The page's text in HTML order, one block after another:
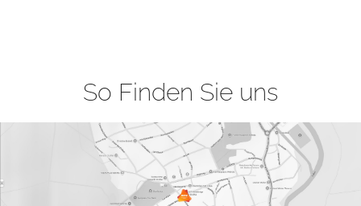
So Finden Sie uns